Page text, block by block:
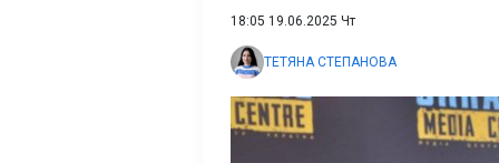
18:05 19.06.2025 Чт
ТЕТЯНА СТЕПАНОВА